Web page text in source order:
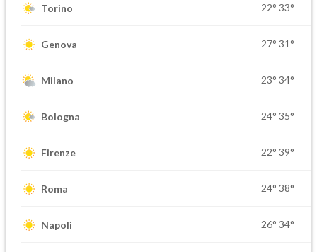
Torino 22° 33°
Genova 27° 31°
Milano 23° 34°
Bologna 24° 35°
Firenze 22° 39°
Roma 24° 38°
Napoli 26° 34°